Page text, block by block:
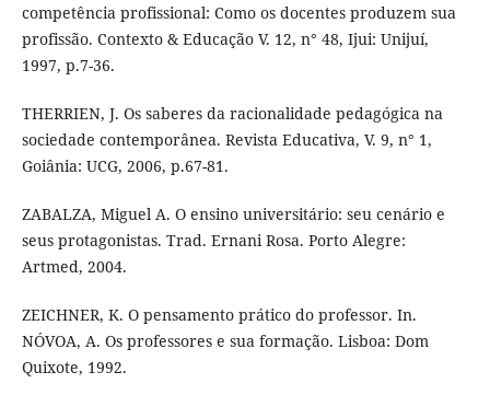
competência profissional: Como os docentes produzem sua
profissão. Contexto & Educação V. 12, n° 48, Ijui: Unijuí,
1997, p.7-36.
THERRIEN, J. Os saberes da racionalidade pedagógica na
sociedade contemporânea. Revista Educativa, V. 9, n° 1,
Goiânia: UCG, 2006, p.67-81.
ZABALZA, Miguel A. O ensino universitário: seu cenário e
seus protagonistas. Trad. Ernani Rosa. Porto Alegre:
Artmed, 2004.
ZEICHNER, K. O pensamento prático do professor. In.
NÓVOA, A. Os professores e sua formação. Lisboa: Dom
Quixote, 1992.